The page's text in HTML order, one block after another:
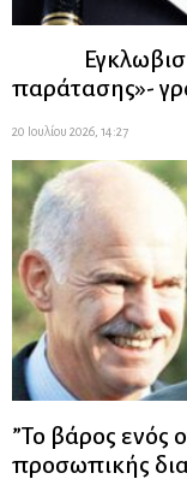
παράτασης»-
20 Ιουλίου 2026, 14:27
”Το βάρος ενός
προσωπικής